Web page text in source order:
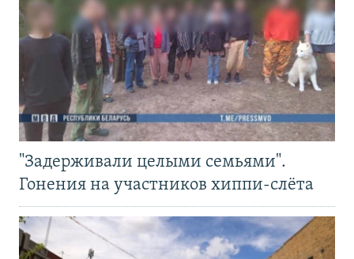
"Задерживали целыми семьями".
Гонения на участников хиппи-слёта